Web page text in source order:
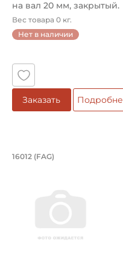
на вал 20 мм, закрытый.
Арт...
Вес товара 0 кг.
Нет в наличии
Заказать
Подшипник
16012 (FAG)